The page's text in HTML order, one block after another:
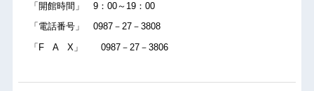
「開館時間」 9：00～19：00
「電話番号」 0987－27－3808
「F A X」 0987－27－3806